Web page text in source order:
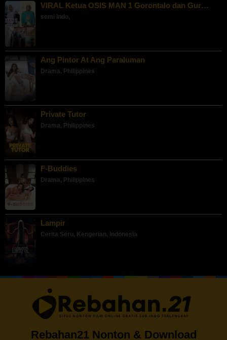
VIRAL Ketua OSIS MAN 1 Gorontalo dan Gur…
semi indo,
Ang Pintor At Ang Paraluman
Drama, Philippines
Private Tutor
Drama, Philippines
F-Buddies
Drama, Philippines
Lampir
Cerita Seru, Kengerian, Indonesia
Rebahan21 Nonton & Download